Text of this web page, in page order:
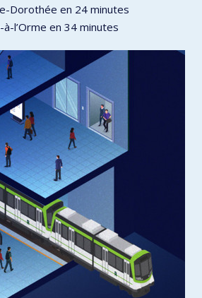
Dorothée en 24 minutes
l’Orme en 34 minutes